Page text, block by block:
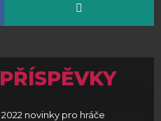
PŘÍSPĚVKY